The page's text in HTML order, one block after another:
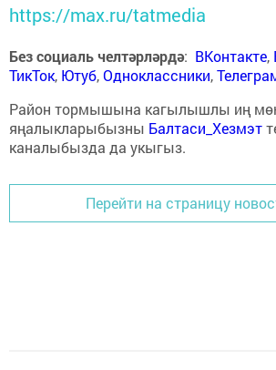
https://max.ru/tatmedia
Без социаль челтәрләрдә: ВКонтакте,
ТикТок, Ютуб,Одноклассники,
Район тормышына кагылышлы иң
яңалыкларыбызны Балтаси_Хезмэт
каналыбызда да укыгыз.
Перейти на страницу